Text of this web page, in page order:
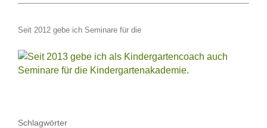
Seit 2012 gebe ich Seminare für die
Schlagwörter